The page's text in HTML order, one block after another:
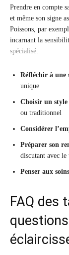
Prendre en compte
et même son signe
Poissons, par
incarnant la
spécialisé.
Réfléchir à une
unique
Choisir un style
ou traditionnel
Considérer
Préparer son
discutant avec le
Penser aux
FAQ des